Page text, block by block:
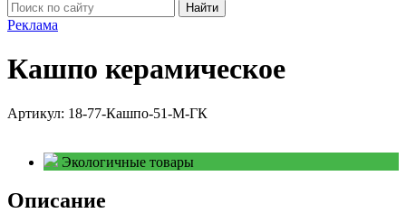
Найти
Реклама
Кашпо керамическое
Артикул: 18-77-Кашпо-51-М-ГК
Экологичные товары
Описание